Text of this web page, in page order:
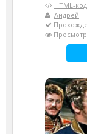
HTML-код
Андрей